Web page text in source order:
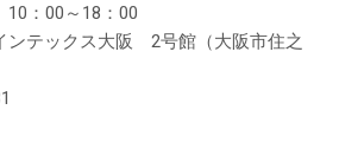
18：00
ス大阪 2号館（大阪市住之